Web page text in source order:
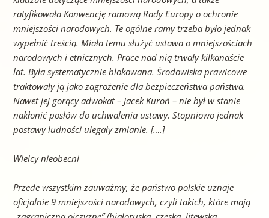
ratyfikowała Konwencję ramową Rady Europy o ochronie
mniejszości narodowych. Te ogólne ramy trzeba było jednak
wypełnić treścią. Miała temu służyć ustawa o mniejszościach
narodowych i etnicznych. Prace nad nią trwały kilkanaście
lat. Była systematycznie blokowana. Środowiska prawicowe
traktowały ją jako zagrożenie dla bezpieczeństwa państwa.
Nawet jej gorący adwokat – Jacek Kuroń – nie był w stanie
nakłonić posłów do uchwalenia ustawy. Stopniowo jednak
postawy ludności ulegały zmianie. [….]
Wielcy nieobecni
Przede wszystkim zauważmy, że państwo polskie uznaje
oficjalnie 9 mniejszości narodowych, czyli takich, które mają